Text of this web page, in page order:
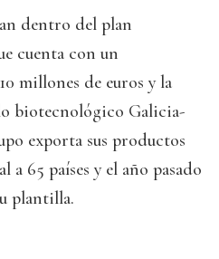
dentro del plan
cuenta con un
millones de euros y la
biotecnológico Galicia-
exporta sus productos
a 65 países y el año pasado
plantilla.